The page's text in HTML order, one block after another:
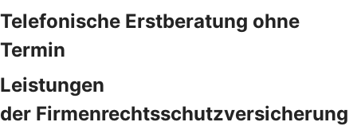
Telefonische Erstberatung ohne
Termin
Leistungen
der Firmenrechtsschutzversicherung